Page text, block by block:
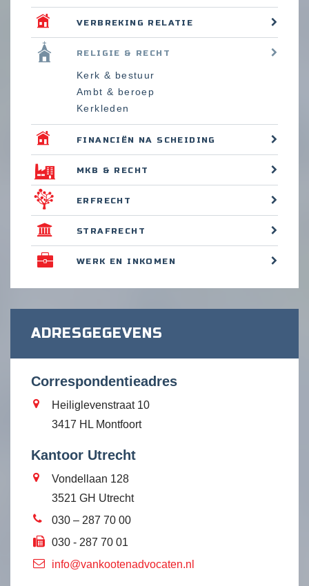
VERBREKING RELATIE
RELIGIE & RECHT
Kerk & bestuur
Ambt & beroep
Kerkleden
FINANCIËN NA SCHEIDING
MKB & RECHT
ERFRECHT
STRAFRECHT
WERK EN INKOMEN
ADRESGEGEVENS
Correspondentieadres
Heiliglevenstraat 10
3417 HL Montfoort
Kantoor Utrecht
Vondellaan 128
3521 GH Utrecht
030 – 287 70 00
030 - 287 70 01
info@vankootenadvocaten.nl